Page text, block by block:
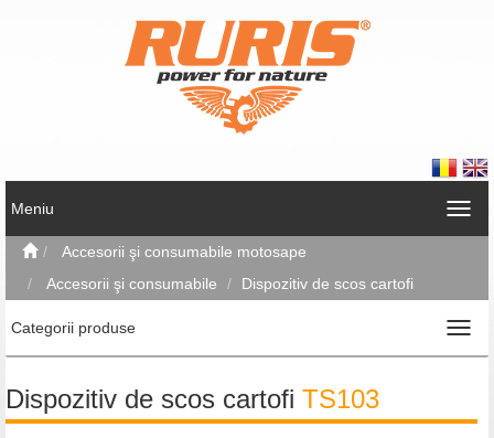
Meniu
Accesorii şi consumabile motosape
Accesorii şi consumabile
Dispozitiv de scos cartofi
Categorii produse
Dispozitiv de scos cartofi TS103